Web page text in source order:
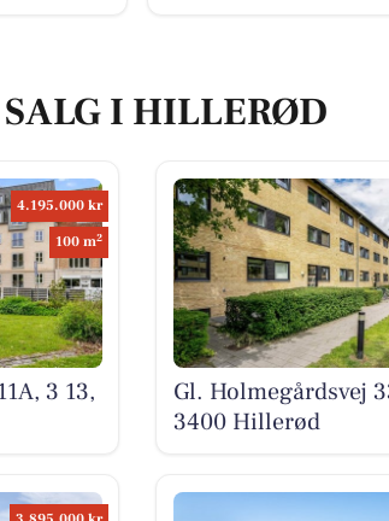
I HILLERØD
4.195.000 kr
100 m2
3 13,
Gl. Holmegårdsvej
3400 Hillerød